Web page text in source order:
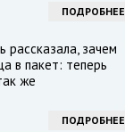
ПОДРОБНЕЕ
рассказала, зачем
в пакет: теперь
же
ПОДРОБНЕЕ